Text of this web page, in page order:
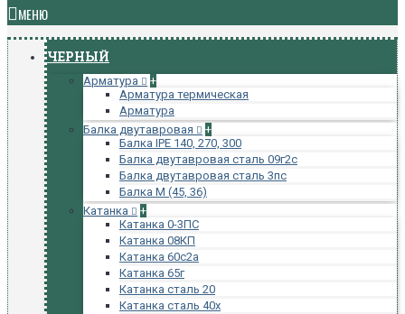
МЕНЮ
ЧЕРНЫЙ
Арматура
+
Арматура термическая
Арматура
Балка двутавровая
+
Балка IPE 140, 270, 300
Балка двутавровая сталь 09г2с
Балка двутавровая сталь 3пс
Балка М (45, 36)
Катанка
+
Катанка 0-3ПС
Катанка 08КП
Катанка 60с2а
Катанка 65г
Катанка сталь 20
Катанка сталь 40х